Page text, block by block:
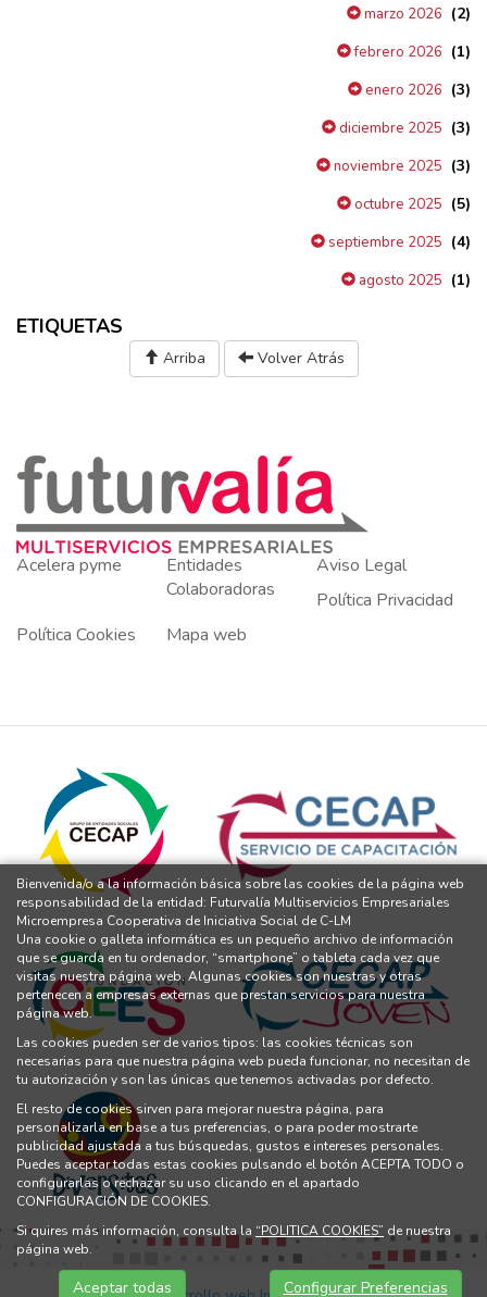
marzo 2026 (2)
febrero 2026 (1)
enero 2026 (3)
diciembre 2025 (3)
noviembre 2025 (3)
octubre 2025 (5)
septiembre 2025 (4)
agosto 2025 (1)
ETIQUETAS
Arriba Volver Atrás
Acelera pyme
Entidades
Colaboradoras
Aviso Legal
Política Privacidad
Política Cookies
Mapa web
Bienvenida/o a la información básica sobre las cookies de la página web
responsabilidad de la entidad: Futurvalía Multiservicios Empresariales
Microempresa Cooperativa de Iniciativa Social de C-LM
Una cookie o galleta informática es un pequeño archivo de información
que se guarda en tu ordenador, “smartphone” o tableta cada vez que
visitas nuestra página web. Algunas cookies son nuestras y otras
pertenecen a empresas externas que prestan servicios para nuestra
página web.
Las cookies pueden ser de varios tipos: las cookies técnicas son
necesarias para que nuestra página web pueda funcionar, no necesitan de
tu autorización y son las únicas que tenemos activadas por defecto.
El resto de cookies sirven para mejorar nuestra página, para
personalizarla en base a tus preferencias, o para poder mostrarte
publicidad ajustada a tus búsquedas, gustos e intereses personales.
Puedes aceptar todas estas cookies pulsando el botón ACEPTA TODO o
configurarlas o rechazar su uso clicando en el apartado
CONFIGURACIÓN DE COOKIES.
Si quires más información, consulta la “POLITICA COOKIES” de nuestra
página web.
Aceptar todas Configurar Preferencias